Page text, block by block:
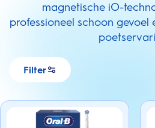
magnetische iO-
professioneel schoon gevoel
Filter